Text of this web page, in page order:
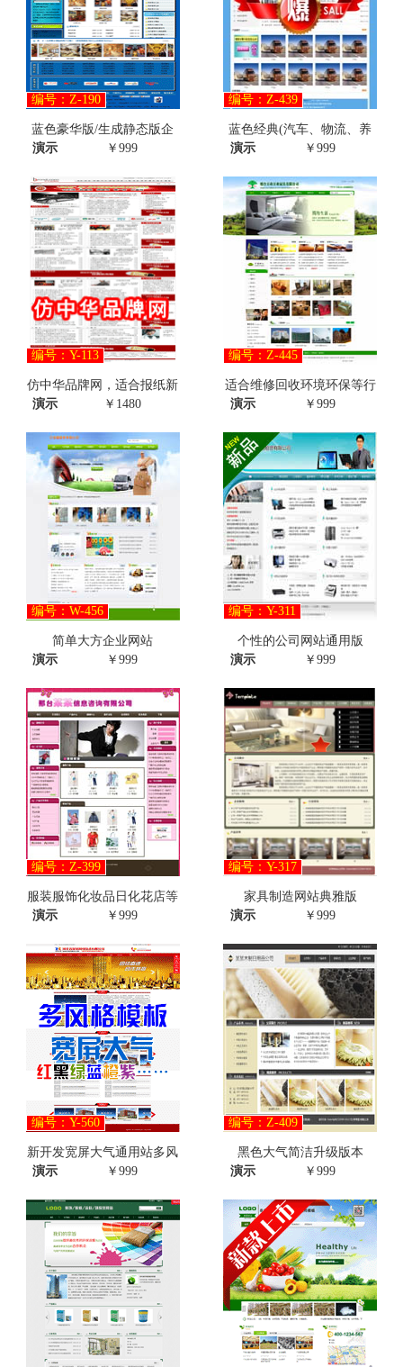
编号：Z-190
蓝色豪华版/生成静态版企
演示
￥999
编号：Z-439
蓝色经典(汽车、物流、养
演示
￥999
编号：Y-113
仿中华品牌网，适合报纸新
演示
￥1480
编号：Z-445
适合维修回收环境环保等行
演示
￥999
编号：W-456
简单大方企业网站
演示
￥999
编号：Y-311
个性的公司网站通用版
演示
￥999
编号：Z-399
服装服饰化妆品日化花店等
演示
￥999
编号：Y-317
家具制造网站典雅版
演示
￥999
编号：Y-560
新开发宽屏大气通用站多风
演示
￥999
编号：Z-409
黑色大气简洁升级版本
演示
￥999